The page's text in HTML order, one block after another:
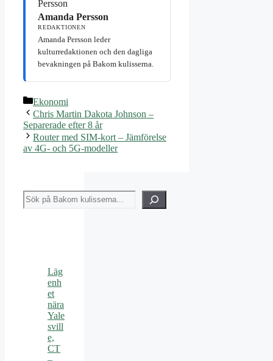
Amanda Persson
REDAKTIONEN
Amanda Persson leder
kulturredaktionen och den dagliga
bevakningen på Bakom kulisserna.
Kategorier
Ekonomi
Chris Martin Dakota Johnson –
Separerade efter 8 år
Router med SIM-kort – Jämförelse
av 4G- och 5G-modeller
Sök
Läg
enh
et
nära
Yale
svill
e,
CT